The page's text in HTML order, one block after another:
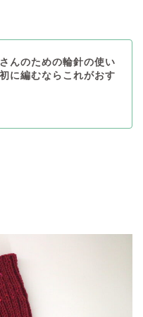
んのための輪針の使い
に編むならこれがおす